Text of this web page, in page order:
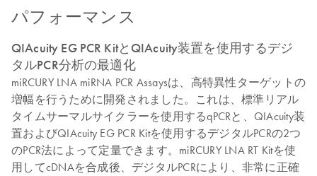
パフォーマンス
QIAcuity EG PCR KitとQIAcuity装置を使用するデジ
タルPCR分析の最適化
miRCURY LNA miRNA PCR Assaysは、高特異性ターゲットの
増幅を行うために開発されました。これは、標準リアル
タイムサーマルサイクラーを使用するqPCRと、QIAcuity装
置およびQIAcuity EG PCR Kitを使用するデジタルPCRの2つ
のPCR法によって定量できます。miRCURY LNA RT Kitを使
用してcDNAを合成後、デジタルPCRにより、非常に正確